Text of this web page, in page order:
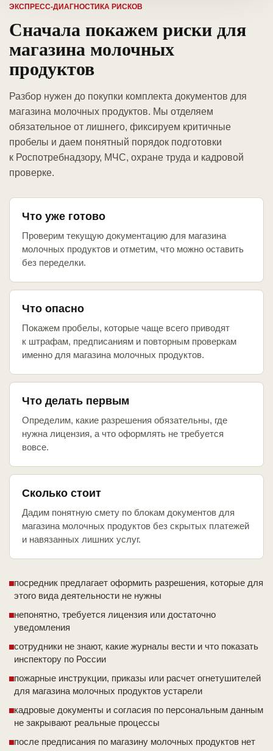
ЭКСПРЕСС-ДИАГНОСТИКА РИСКОВ
Сначала покажем риски для
магазина молочных
продуктов
Разбор нужен до покупки комплекта документов для
магазина молочных продуктов. Мы отделяем
обязательное от лишнего, фиксируем критичные
пробелы и даем понятный порядок подготовки
к Роспотребнадзору, МЧС, охране труда и кадровой
проверке.
Что уже готово
Проверим текущую документацию для магазина
молочных продуктов и отметим, что можно оставить
без переделки.
Что опасно
Покажем пробелы, которые чаще всего приводят
к штрафам, предписаниям и повторным проверкам
именно для магазина молочных продуктов.
Что делать первым
Определим, какие разрешения обязательны, где
нужна лицензия, а что оформлять не требуется
вовсе.
Сколько стоит
Дадим понятную смету по блокам документов для
магазина молочных продуктов без скрытых платежей
и навязанных лишних услуг.
посредник предлагает оформить разрешения, которые для
этого вида деятельности не нужны
непонятно, требуется лицензия или достаточно
уведомления
сотрудники не знают, какие журналы вести и что показать
инспектору по России
пожарные инструкции, приказы или расчет огнетушителей
для магазина молочных продуктов устарели
кадровые документы и согласия по персональным данным
не закрывают реальные процессы
после предписания по магазину молочных продуктов нет